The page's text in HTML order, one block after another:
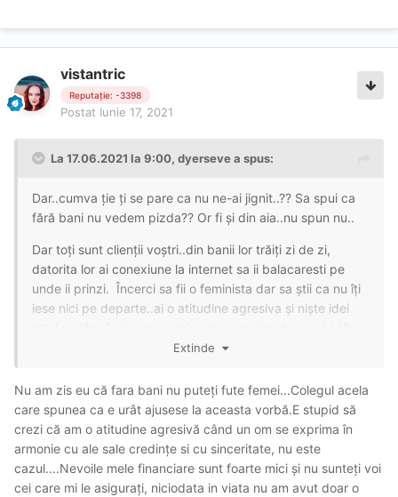
vistantric
Reputație: -3398
Postat Iunie 17, 2021
La 17.06.2021 la 9:00, dyersevea spus:
Dar..cumva ție ți se pare ca nu ne-ai jignit..?? Sa spui ca
fără bani nu vedem pizda?? Or fi și din aia..nu spun nu..
Dar toți sunt clienții voștri..din banii lor trăiți zi de zi,
datorita lor ai conexiune la internet sa ii balacaresti pe
unde ii prinzi. Încerci sa fii o feminista dar sa știi ca nu îți
iese nici pe departe..ai o atitudine agresiva și niște idei
Extinde
Nu am zis eu că fara bani nu puteți fute femei...Colegul acela
care spunea ca e urât ajusese la aceasta vorbă.E stupid să
crezi că am o atitudine agresivă când un om se exprima în
armonie cu ale sale credințe si cu sinceritate, nu este
cazul....Nevoile mele financiare sunt foarte mici și nu sunteți voi
cei care mi le asigurați, niciodata in viata nu am avut doar o